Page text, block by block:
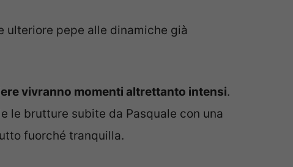
ulteriore pepe alle dinamiche già
vivranno momenti altrettanto intensi.
le brutture subite da Pasquale con una
fuorché tranquilla.